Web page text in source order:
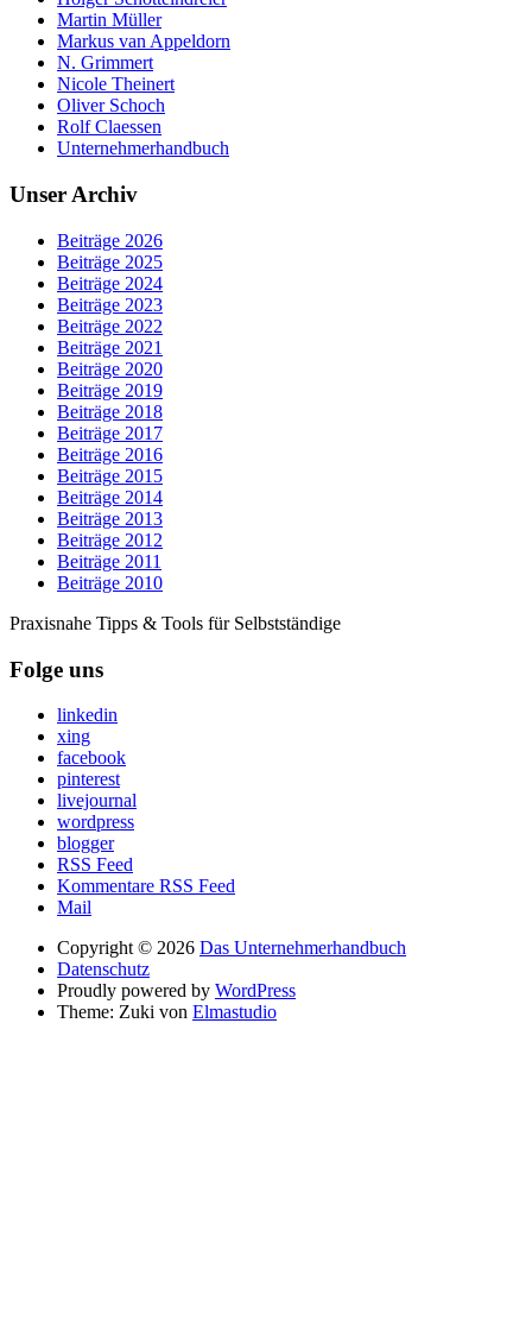
Martin Müller
Markus van Appeldorn
N. Grimmert
Nicole Theinert
Oliver Schoch
Rolf Claessen
Unternehmerhandbuch
Unser Archiv
Beiträge 2026
Beiträge 2025
Beiträge 2024
Beiträge 2023
Beiträge 2022
Beiträge 2021
Beiträge 2020
Beiträge 2019
Beiträge 2018
Beiträge 2017
Beiträge 2016
Beiträge 2015
Beiträge 2014
Beiträge 2013
Beiträge 2012
Beiträge 2011
Beiträge 2010
Praxisnahe Tipps & Tools für Selbstständige
Folge uns
linkedin
xing
facebook
pinterest
livejournal
wordpress
blogger
RSS Feed
Kommentare RSS Feed
Mail
Copyright © 2026 Das Unternehmerhandbuch
Datenschutz
Proudly powered by WordPress
Theme: Zuki von Elmastudio